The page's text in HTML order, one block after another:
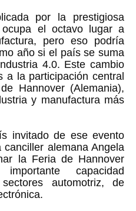
por la prestigiosa
el octavo lugar a
pero eso podría
año si el país se suma
4.0. Este cambio
a la participación central
Hannover (Alemania),
y manufactura más
invitado de ese evento
alemana Angela
la Feria de Hannover
capacidad
automotriz, de